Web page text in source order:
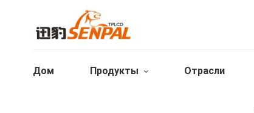
Дом Продукты Отрасли